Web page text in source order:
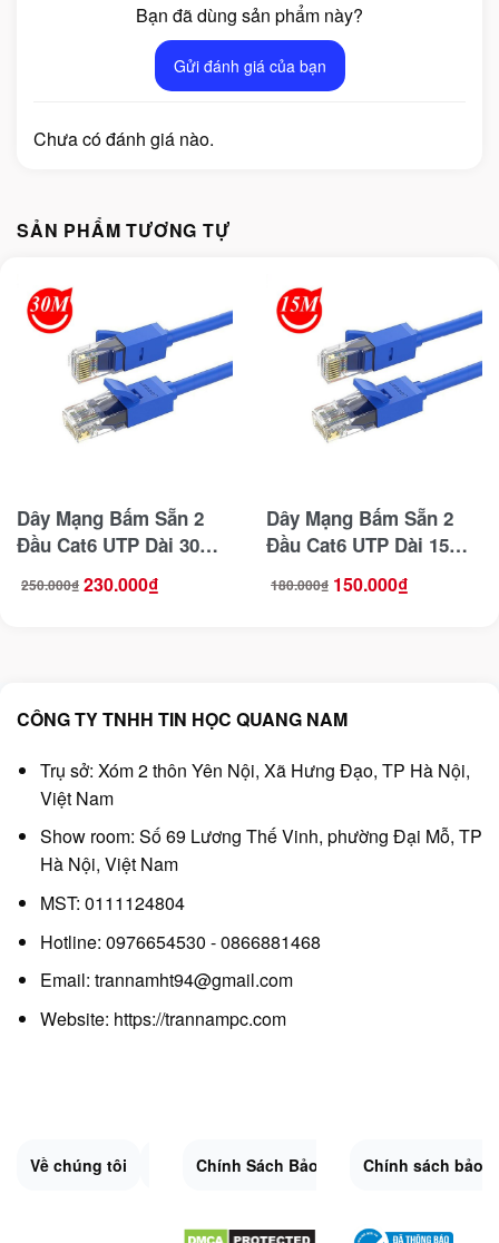
Bạn đã dùng sản phẩm này?
Gửi đánh giá của bạn
Chưa có đánh giá nào.
SẢN PHẨM TƯƠNG TỰ
Dây Mạng Bấm Sẵn 2
Đầu Cat6 UTP Dài 30M
Ugreen 11209
250.000₫
Giá
gốc 230.000₫
Giá
hiện
Dây Mạng Bấm Sẵn 2
Đầu Cat6 UTP Dài 15M
Ugreen 11207
180.000₫
Giá
gốc 150.000₫
Giá
hiện
CÔNG TY TNHH TIN HỌC QUANG NAM
Trụ sở: Xóm 2 thôn Yên Nội, Xã Hưng Đạo, TP Hà Nội,
Việt Nam
Show room: Số 69 Lương Thế Vinh, phường Đại Mỗ, TP
Hà Nội, Việt Nam
MST: 0111124804
Hotline: 0976654530 - 0866881468
Email: trannamht94@gmail.com
Website: https://trannampc.com
Về chúng tôi Liên Hệ Quy Định Chung Sitemap.XML
Chính Sách Bảo Mật Đổi trả và hoàn
Chính sách bảo